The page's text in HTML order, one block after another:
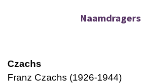
Naamdragers
Czachs
Franz Czachs (1926-1944)